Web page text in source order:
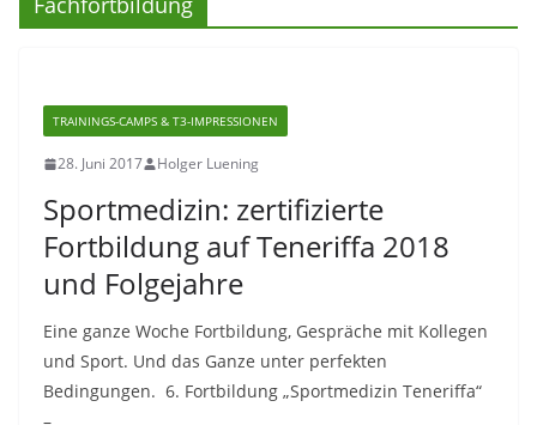
TRAININGS-CAMPS & T3-IMPRESSIONEN
28. Juni 2017 Holger Luening
Sportmedizin: zertifizierte
Fortbildung auf Teneriffa 2018
und Folgejahre
Eine ganze Woche Fortbildung, Gespräche mit Kollegen
und Sport. Und das Ganze unter perfekten
Bedingungen. 6. Fortbildung „Sportmedizin Teneriffa“